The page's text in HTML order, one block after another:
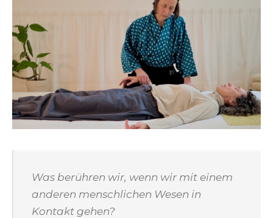
Was berühren wir, wenn wir mit einem
anderen menschlichen Wesen in
Kontakt gehen?